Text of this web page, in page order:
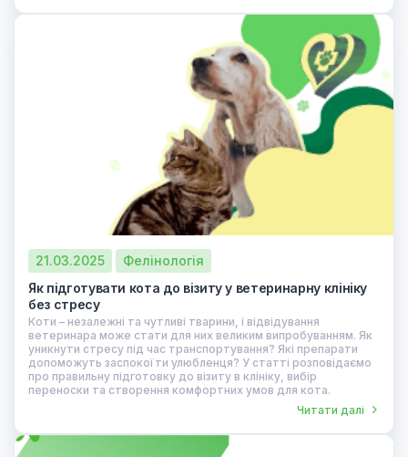
21.03.2025
Фелінологія
Як підготувати кота до візиту у ветеринарну клініку
без стресу
Коти – незалежні та чутливі тварини, і відвідування
ветеринара може стати для них великим випробуванням. Як
уникнути стресу під час транспортування? Які препарати
допоможуть заспокоїти улюбленця? У статті розповідаємо
про правильну підготовку до візиту в клініку, вибір
переноски та створення комфортних умов для кота.
Читати далі